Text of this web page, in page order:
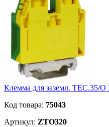
Клемма для заземл. TEC.35/
Код товара: 75043
Артикул: ZTO320